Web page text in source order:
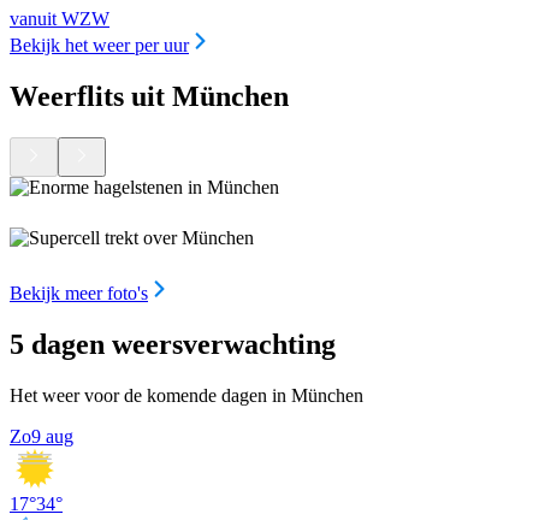
vanuit WZW
Bekijk het weer per uur
Weerflits uit München
Bekijk meer foto's
5 dagen weersverwachting
Het weer voor de komende dagen in München
Zo9 aug
17°34°